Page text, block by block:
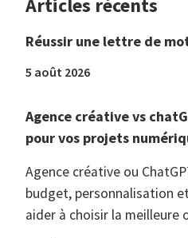
Articles récents
Réussir une lettre de
5 août 2026
Agence créative vs
pour vos projets
Agence créative ou
budget, personnalisation
aider à choisir la meilleure